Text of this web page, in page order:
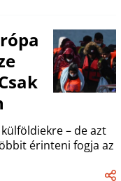
– de azt
érinteni fogja az